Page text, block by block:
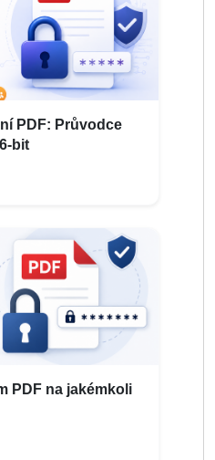
PDF: Průvodce
bit
PDF na jakémkoli